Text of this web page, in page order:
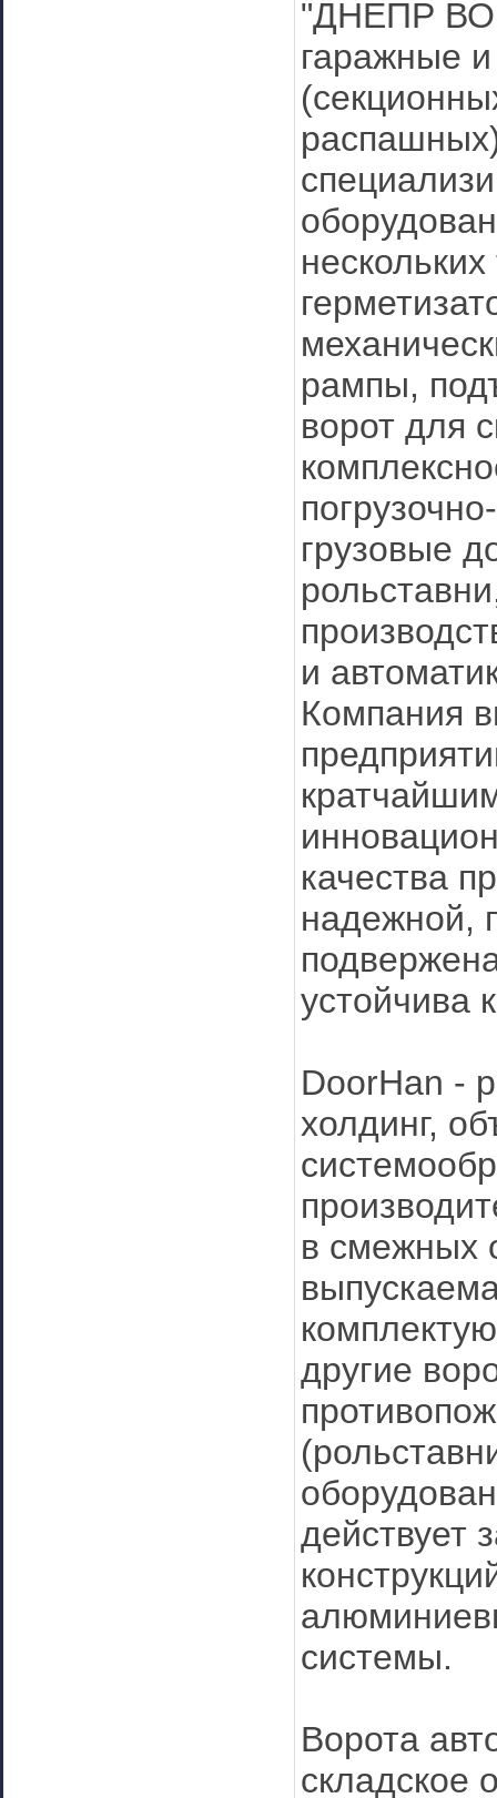
"ДНЕПР
гаражные
рампы,
ворот для
грузовые
и
Компания
качества
надежной,
устойчива
DoorHan -
холдинг,
в смежных
другие
действует
системы.
Ворота
складское